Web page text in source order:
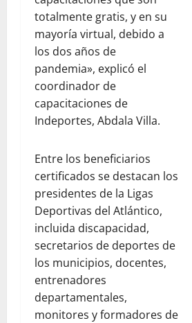
totalmente gratis, y en su
mayoría virtual, debido a
los dos años de
pandemia», explicó el
coordinador de
capacitaciones de
Indeportes, Abdala Villa.
Entre los beneficiarios
certificados se destacan los
presidentes de la Ligas
Deportivas del Atlántico,
incluida discapacidad,
secretarios de deportes de
los municipios, docentes,
entrenadores
departamentales,
monitores y formadores de